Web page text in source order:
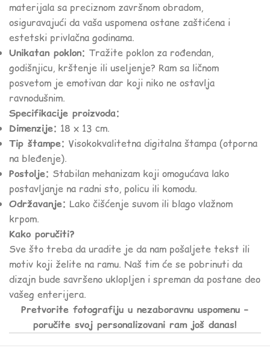
materijala sa preciznom završnom obradom,
osiguravajući da vaša uspomena ostane zaštićena i
estetski privlačna godinama.
Unikatan poklon: Tražite poklon za rođendan,
godišnjicu, krštenje ili useljenje? Ram sa ličnom
posvetom je emotivan dar koji niko ne ostavlja
ravnodušnim.
Specifikacije proizvoda:
Dimenzije: 18 x 13 cm.
Tip štampe: Visokokvalitetna digitalna štampa (otporna
na bleđenje).
Postolje: Stabilan mehanizam koji omogućava lako
postavljanje na radni sto, policu ili komodu.
Održavanje: Lako čišćenje suvom ili blago vlažnom
krpom.
Kako poručiti?
Sve što treba da uradite je da nam pošaljete tekst ili
motiv koji želite na ramu. Naš tim će se pobrinuti da
dizajn bude savršeno uklopljen i spreman da postane deo
vašeg enterijera.
Pretvorite fotografiju u nezaboravnu uspomenu –
poručite svoj personalizovani ram još danas!